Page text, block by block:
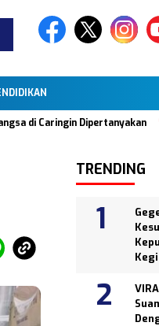
Dipertanyakan
TRENDING